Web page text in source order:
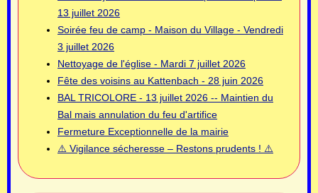
13 juillet 2026
Soirée feu de camp - Maison du Village - Vendredi
3 juillet 2026
Nettoyage de l'église - Mardi 7 juillet 2026
Fête des voisins au Kattenbach - 28 juin 2026
BAL TRICOLORE - 13 juillet 2026 -- Maintien du
Bal mais annulation du feu d'artifice
Fermeture Exceptionnelle de la mairie
⚠️ Vigilance sécheresse – Restons prudents ! ⚠️